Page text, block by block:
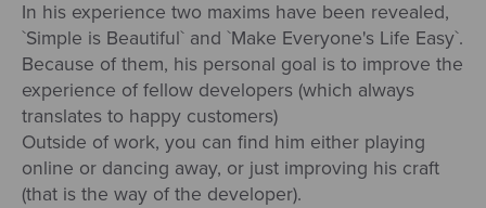
Test
In his experience two maxims have been revealed,
`Simple is Beautiful` and `Make Everyone's Life Easy`.
Because of them, his personal goal is to improve the
experience of fellow developers (which always
translates to happy customers)
Outside of work, you can find him either playing
online or dancing away, or just improving his craft
(that is the way of the developer).